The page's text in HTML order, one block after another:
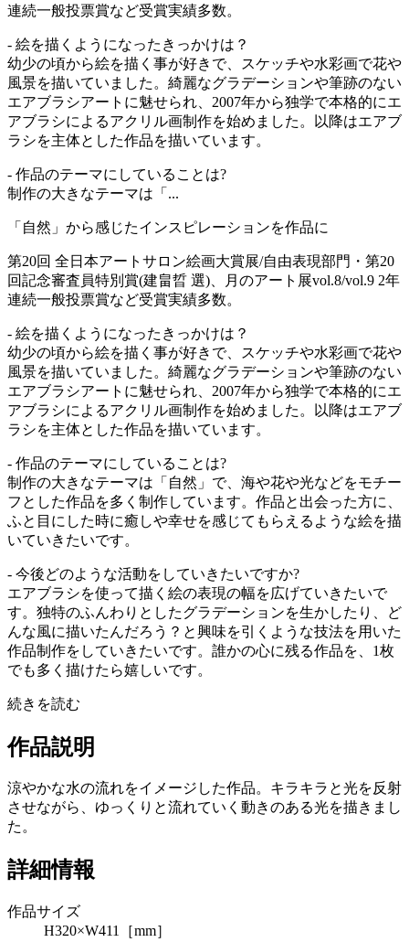
連続一般投票賞など受賞実績多数。
- 絵を描くようになったきっかけは？
幼少の頃から絵を描く事が好きで、スケッチや水彩画で花や
風景を描いていました。綺麗なグラデーションや筆跡のない
エアブラシアートに魅せられ、2007年から独学で本格的にエ
アブラシによるアクリル画制作を始めました。以降はエアブ
ラシを主体とした作品を描いています。
- 作品のテーマにしていることは?
制作の大きなテーマは「...
「自然」から感じたインスピレーションを作品に
第20回 全日本アートサロン絵画大賞展/自由表現部門・第20
回記念審査員特別賞(建畠晢 選)、月のアート展vol.8/vol.9 2年
連続一般投票賞など受賞実績多数。
- 絵を描くようになったきっかけは？
幼少の頃から絵を描く事が好きで、スケッチや水彩画で花や
風景を描いていました。綺麗なグラデーションや筆跡のない
エアブラシアートに魅せられ、2007年から独学で本格的にエ
アブラシによるアクリル画制作を始めました。以降はエアブ
ラシを主体とした作品を描いています。
- 作品のテーマにしていることは?
制作の大きなテーマは「自然」で、海や花や光などをモチー
フとした作品を多く制作しています。作品と出会った方に、
ふと目にした時に癒しや幸せを感じてもらえるような絵を描
いていきたいです。
- 今後どのような活動をしていきたいですか?
エアブラシを使って描く絵の表現の幅を広げていきたいで
す。独特のふんわりとしたグラデーションを生かしたり、ど
んな風に描いたんだろう？と興味を引くような技法を用いた
作品制作をしていきたいです。誰かの心に残る作品を、1枚
でも多く描けたら嬉しいです。
続きを読む
作品説明
涼やかな水の流れをイメージした作品。キラキラと光を反射
させながら、ゆっくりと流れていく動きのある光を描きまし
た。
詳細情報
作品サイズ
H320×W411［mm］